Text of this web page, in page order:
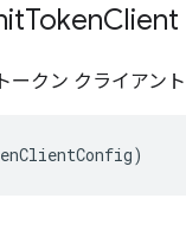
TokenClient
クン クライアン
)